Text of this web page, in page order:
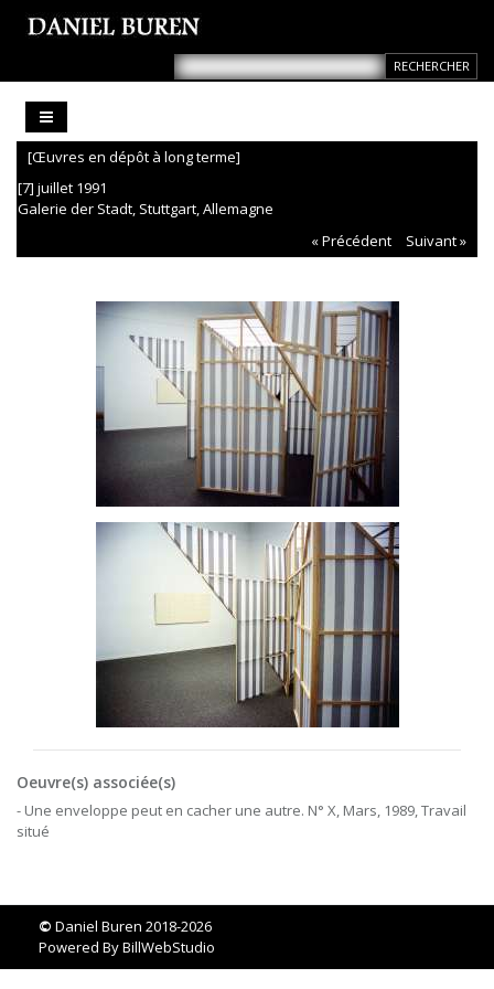
[Œuvres en dépôt à long terme]
[7] juillet 1991
Galerie der Stadt, Stuttgart, Allemagne
« Précédent
Suivant »
Oeuvre(s) associée(s)
- Une enveloppe peut en cacher une autre. N° X, Mars, 1989, Travail
situé
© Daniel Buren 2018-2026
Powered ByBillWebStudio